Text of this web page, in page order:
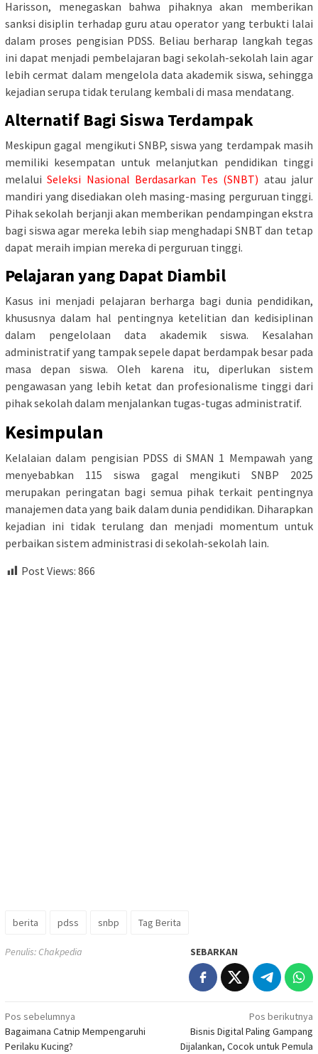
Harisson, menegaskan bahwa pihaknya akan memberikan
sanksi disiplin terhadap guru atau operator yang terbukti lalai
dalam proses pengisian PDSS. Beliau berharap langkah tegas
ini dapat menjadi pembelajaran bagi sekolah-sekolah lain agar
lebih cermat dalam mengelola data akademik siswa, sehingga
kejadian serupa tidak terulang kembali di masa mendatang.
Alternatif Bagi Siswa Terdampak
Meskipun gagal mengikuti SNBP, siswa yang terdampak masih
memiliki kesempatan untuk melanjutkan pendidikan tinggi
melaluiSeleksi Nasional Berdasarkan Tes (SNBT) atau jalur
mandiri yang disediakan oleh masing-masing perguruan tinggi.
Pihak sekolah berjanji akan memberikan pendampingan ekstra
bagi siswa agar mereka lebih siap menghadapi SNBT dan tetap
dapat meraih impian mereka di perguruan tinggi.
Pelajaran yang Dapat Diambil
Kasus ini menjadi pelajaran berharga bagi dunia pendidikan,
khususnya dalam hal pentingnya ketelitian dan kedisiplinan
dalam pengelolaan data akademik siswa. Kesalahan
administratif yang tampak sepele dapat berdampak besar pada
masa depan siswa. Oleh karena itu, diperlukan sistem
pengawasan yang lebih ketat dan profesionalisme tinggi dari
pihak sekolah dalam menjalankan tugas-tugas administratif.
Kesimpulan
Kelalaian dalam pengisian PDSS di SMAN 1 Mempawah yang
menyebabkan 115 siswa gagal mengikuti SNBP 2025
merupakan peringatan bagi semua pihak terkait pentingnya
manajemen data yang baik dalam dunia pendidikan. Diharapkan
kejadian ini tidak terulang dan menjadi momentum untuk
perbaikan sistem administrasi di sekolah-sekolah lain.
Post Views: 866
berita pdss snbp Tag Berita
Penulis: Chakpedia SEBARKAN
Navigasi
pos
Pos sebelumnya
Bagaimana Catnip Mempengaruhi
Perilaku Kucing?
Pos berikutnya
Bisnis Digital Paling Gampang
Dijalankan, Cocok untuk Pemula